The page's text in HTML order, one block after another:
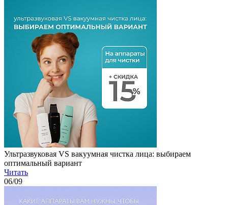
Ультразвуковая VS вакуумная чистка лица: выбираем
оптимальный вариант
Читать
06/09